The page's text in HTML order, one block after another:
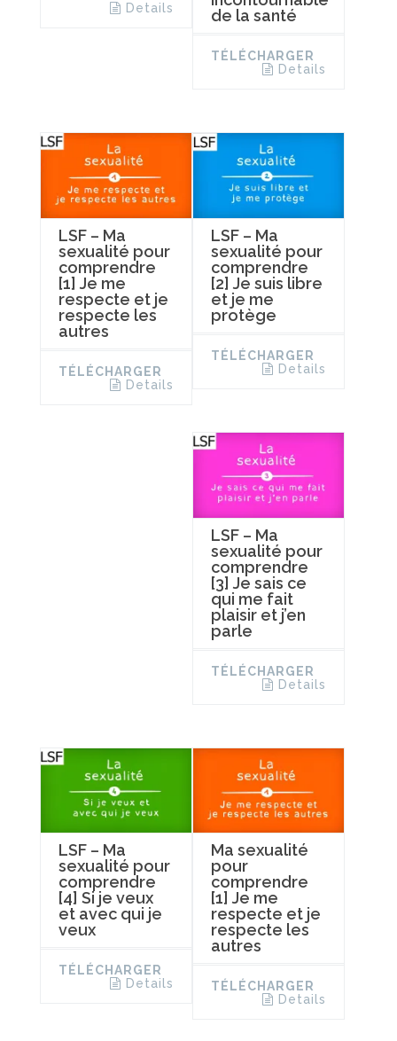
Details
de la santé
TÉLÉCHARGER
Details
LSF – Ma
sexualité pour
comprendre
[1] Je me
respecte et je
respecte les
autres
TÉLÉCHARGER
Details
LSF – Ma
sexualité pour
comprendre
[2] Je suis libre
et je me
protège
TÉLÉCHARGER
Details
LSF – Ma
sexualité pour
comprendre
[3] Je sais ce
qui me fait
plaisir et j’en
parle
TÉLÉCHARGER
Details
LSF – Ma
sexualité pour
comprendre
[4] Si je veux
et avec qui je
veux
TÉLÉCHARGER
Details
Ma sexualité
pour
comprendre
[1] Je me
respecte et je
respecte les
autres
TÉLÉCHARGER
Details